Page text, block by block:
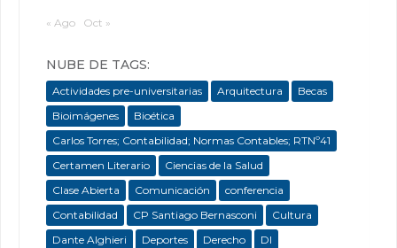
« Ago Oct »
NUBE DE TAGS:
Actividades pre-universitarias Arquitectura
Becas
Bioimágenes
Bioética
Carlos Torres; Contabilidad; Normas Contables; RTNº41
Certamen Literario
Ciencias de la Salud
Clase Abierta
Comunicación
conferencia
Contabilidad
CP Santiago Bernasconi
Cultura
Dante Alghieri
Deportes Derecho
DI